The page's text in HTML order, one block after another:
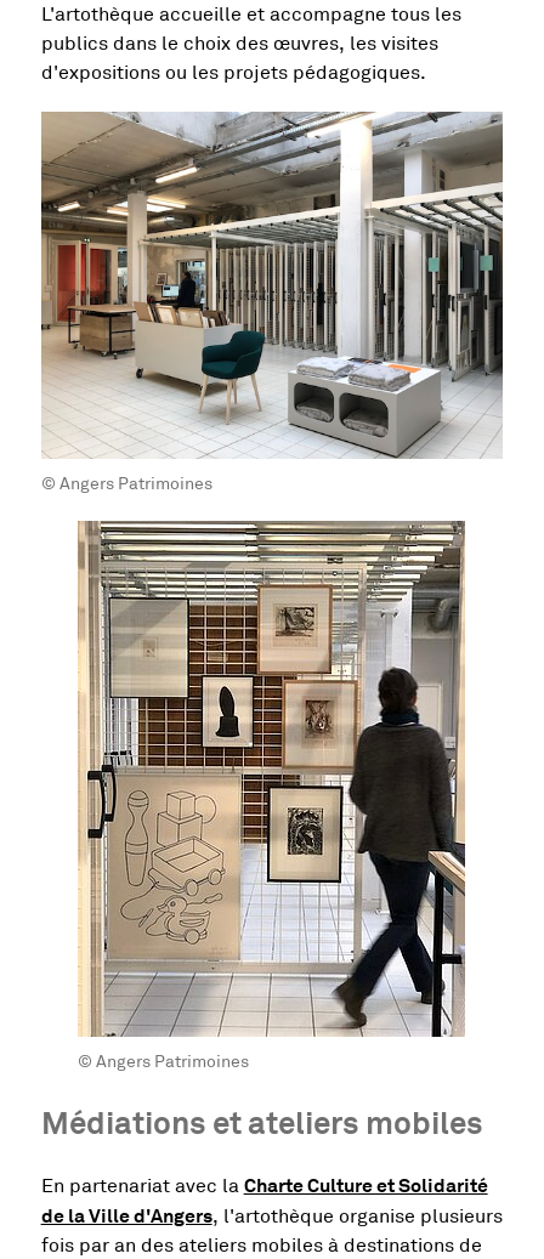
L'artothèque accueille et accompagne tous les
publics dans le choix des œuvres, les visites
d'expositions ou les projets pédagogiques.
© Angers Patrimoines
© Angers Patrimoines
Médiations et ateliers mobiles
En partenariat avec la Charte Culture et Solidarité
de la Ville d'Angers, Ouvre une nouvelle fenêtre
, l'artothèque organise plusieurs
fois par an des ateliers mobiles à destinations de